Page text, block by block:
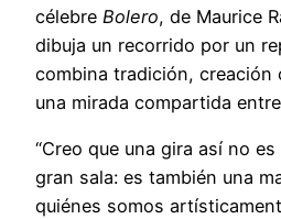
célebre Bolero, de Maurice
dibuja un recorrido por un
combina tradición, creación
una mirada compartida
“Creo que una gira así no
gran sala: es también una
quiénes somos